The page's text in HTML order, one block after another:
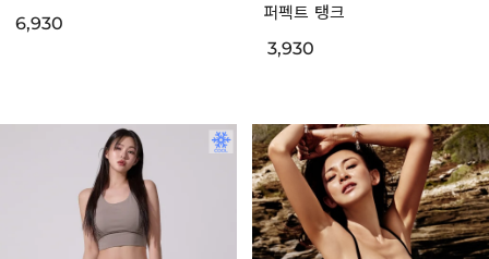
6,930
퍼펙트 탱크
3,930